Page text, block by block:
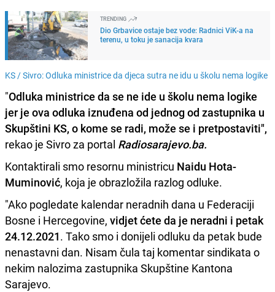
TRENDING
Dio Grbavice ostaje bez vode: Radnici ViK-a na
terenu, u toku je sanacija kvara
KS /Sivro: Odluka ministrice da djeca sutra ne idu u školu nema logike
"Odluka ministrice da se ne ide u školu nema logike
jer je ova odluka iznuđena od jednog od zastupnika u
Skupštini KS, o kome se radi, može se i pretpostaviti",
rekao je Sivro za portal Radiosarajevo.ba.
Kontaktirali smo resornu ministricu Naidu Hota-
Muminović, koja je obrazložila razlog odluke.
"Ako pogledate kalendar neradnih dana u Federaciji
Bosne i Hercegovine, vidjet ćete da je neradni i petak
24.12.2021. Tako smo i donijeli odluku da petak bude
nenastavni dan. Nisam čula taj komentar sindikata o
nekim nalozima zastupnika Skupštine Kantona
Sarajevo.